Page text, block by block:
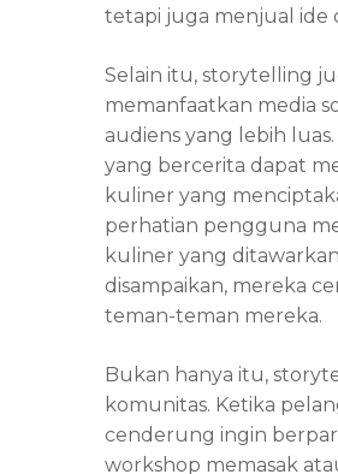
tetapi juga menjual ide
Selain itu, storytelling
memanfaatkan media
audiens yang lebih
yang bercerita dapat
kuliner yang
perhatian pengguna
kuliner yang
disampaikan, mereka
teman-teman mereka.
Bukan hanya itu,
komunitas. Ketika
cenderung ingin
workshop memasak